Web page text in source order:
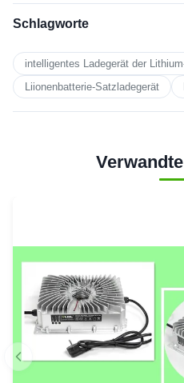
Schlagworte
intelligentes Ladegerät der
Liionenbatterie-Satzladegerät